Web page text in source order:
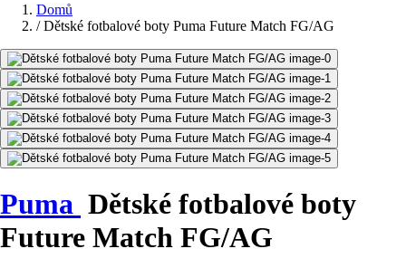
Domů
/ Dětské fotbalové boty Puma Future Match FG/AG
Puma Dětské fotbalové boty
Future Match FG/AG